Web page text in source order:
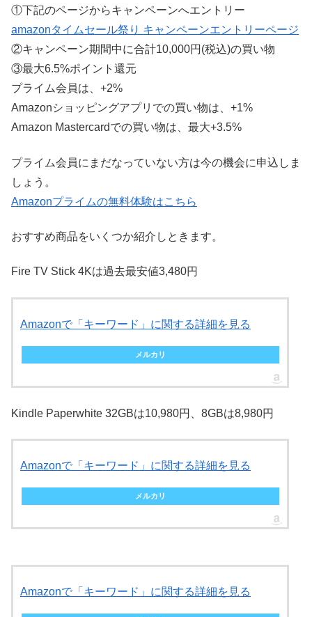
①下記のページからキャンペーンへエントリー
amazonタイムセール祭り キャンペーンエントリーページ
②キャンペーン期間中に合計10,000円(税込)の買い物
③最大6.5%ポイント還元
プライム会員は、+2%
Amazonショッピングアプリでの買い物は、+1%
Amazon Mastercardでの買い物は、最大+3.5%
プライム会員にまだなっていない方は今の機会に申込しま
しょう。
Amazonプライムの無料体験はこちら
おすすめ商品をいくつか紹介しときます。
Fire TV Stick 4Kは過去最安値3,480円
Amazonで「キーワード」に関する詳細を見る
メルカリ
Kindle Paperwhite 32GBは10,980円、8GBは8,980円
Amazonで「キーワード」に関する詳細を見る
メルカリ
Amazonで「キーワード」に関する詳細を見る